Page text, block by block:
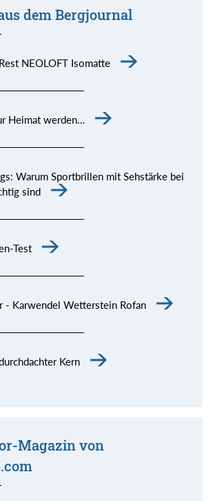
dem Bergjournal
NEOLOFT Isomatte
Heimat werden…
Warum Sportbrillen mit Sehstärke bei
sind
Test
- Karwendel Wetterstein Rofan
Kern
Magazin von